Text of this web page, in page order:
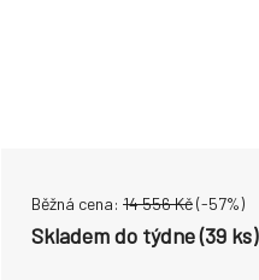
Běžná cena: 14 556Kč(-57%)
Skladem do týdne (39 ks)